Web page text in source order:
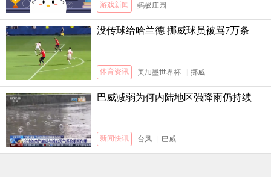
游戏新闻 蚂蚁庄园
没传球给哈兰德 挪威球员被骂7万条
体育资讯 美加墨世界杯 挪威
巴威减弱为何内陆地区强降雨仍持续
新闻快讯 台风 巴威